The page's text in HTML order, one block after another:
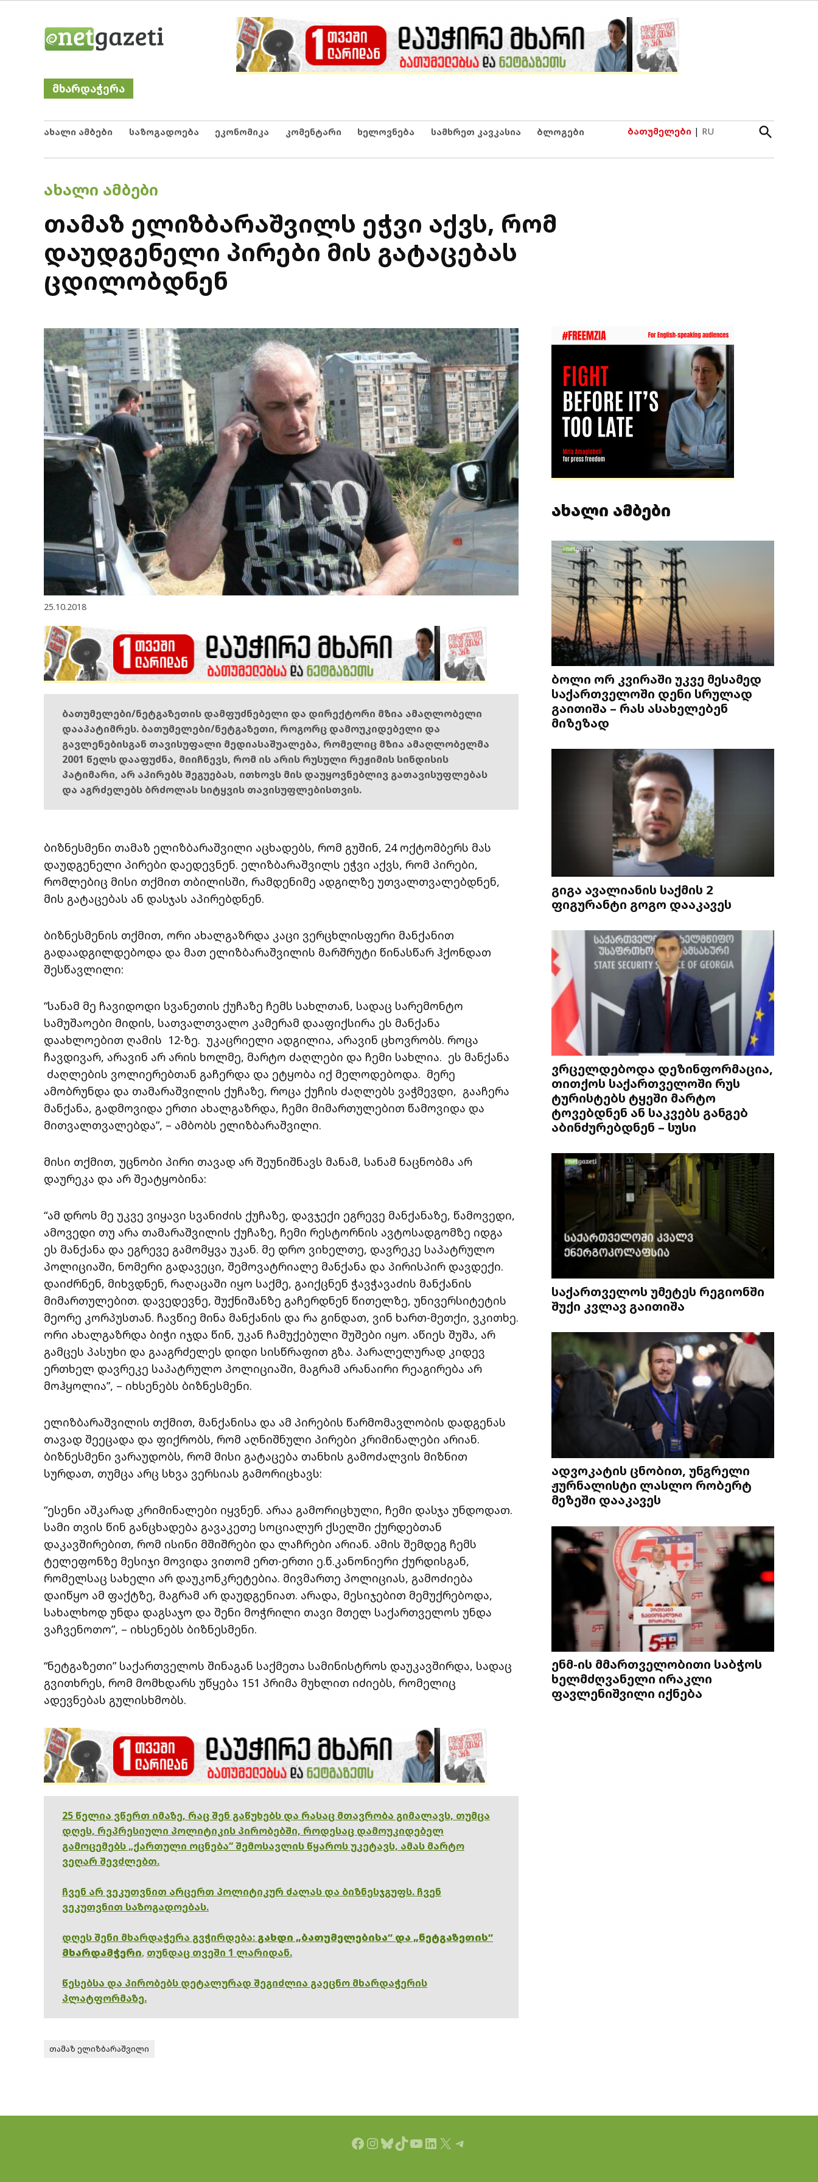
Netgazeti
მხარდაჭერა
ახალი ამბები საზოგადოება ეკონომიკა კომენტარი ხელოვნება სამხრეთ კავკასია ბლოგები ბათუმელები | RU
Open
Search
POSTED
ᲐᲮᲐᲚᲘ ᲐᲛᲑᲔᲑᲘ
თამაზ ელიზბარაშვილს ეჭვი აქვს, რომ
დაუდგენელი პირები მის გატაცებას
ცდილობდნენ
25.10.2018
ბათუმელები/ნეტგაზეთის დამფუძნებელი და დირექტორი მზია ამაღლობელი
დააპატიმრეს. ბათუმელები/ნეტგაზეთი, როგორც დამოუკიდებელი და
გავლენებისგან თავისუფალი მედიასაშუალება, რომელიც მზია ამაღლობელმა
2001 წელს დააფუძნა, მიიჩნევს, რომ ის არის რუსული რეჟიმის სინდისის
პატიმარი, არ აპირებს შეგუებას, ითხოვს მის დაუყოვნებლივ გათავისუფლებას
და აგრძელებს ბრძოლას სიტყვის თავისუფლებისთვის.
ბიზნესმენი თამაზ ელიზბარაშვილი აცხადებს, რომ გუშინ, 24 ოქტომბერს მას
დაუდგენელი პირები დაედევნენ. ელიზბარაშვილს ეჭვი აქვს, რომ პირები,
რომლებიც მისი თქმით თბილისში, რამდენიმე ადგილზე უთვალთვალებდნენ,
მის გატაცებას ან დასჯას აპირებდნენ.
ბიზნესმენის თქმით, ორი ახალგაზრდა კაცი ვერცხლისფერი მანქანით
გადაადგილდებოდა და მათ ელიზბარაშვილის მარშრუტი წინასწარ ჰქონდათ
შესწავლილი:
“სანამ მე ჩავიდოდი სვანეთის ქუჩაზე ჩემს სახლთან, სადაც სარემონტო
სამუშაოები მიდის, სათვალთვალო კამერამ დააფიქსირა ეს მანქანა
დაახლოებით ღამის 12-ზე. უკაცრიელი ადგილია, არავინ ცხოვრობს. როცა
ჩავდივარ, არავინ არ არის ხოლმე, მარტო ძაღლები და ჩემი სახლია. ეს მანქანა
ძაღლების ვოლიერებთან გაჩერდა და ეტყობა იქ მელოდებოდა. მერე
ამობრუნდა და თამარაშვილის ქუჩაზე, როცა ქუჩის ძაღლებს ვაჭმევდი, გააჩერა
მანქანა, გადმოვიდა ერთი ახალგაზრდა, ჩემი მიმართულებით წამოვიდა და
მითვალთვალებდა”, – ამბობს ელიზბარაშვილი.
მისი თქმით, უცნობი პირი თავად არ შეუნიშნავს მანამ, სანამ ნაცნობმა არ
დაურეკა და არ შეატყობინა:
“ამ დროს მე უკვე ვიყავი სვანიძის ქუჩაზე, დავჯექი ეგრევე მანქანაზე, წამოვედი,
ამოვედი თუ არა თამარაშვილის ქუჩაზე, ჩემი რესტორნის ავტოსადგომზე იდგა
ეს მანქანა და ეგრევე გამომყვა უკან. მე დრო ვიხელთე, დავრეკე საპატრულო
პოლიციაში, ნომერი გადავეცი, შემოვატრიალე მანქანა და პირისპირ დავდექი.
დაიძრნენ, მიხვდნენ, რაღაცაში იყო საქმე, გაიქცნენ ჭავჭავაძის მანქანის
მიმართულებით. დავედევნე, შუქნიშანზე გაჩერდნენ წითელზე, უნივერსიტეტის
მეორე კორპუსთან. ჩავწიე მინა მანქანის და რა გინდათ, ვინ ხართ-მეთქი, ვკითხე.
ორი ახალგაზრდა ბიჭი იჯდა წინ, უკან ჩამუქებული შუშები იყო. აწიეს შუშა, არ
გამცეს პასუხი და გააგრძელეს დიდი სისწრაფით გზა. პარალელურად კიდევ
ერთხელ დავრეკე საპატრულო პოლიციაში, მაგრამ არანაირი რეაგირება არ
მოჰყოლია”, – იხსენებს ბიზნესმენი.
ელიზბარაშვილის თქმით, მანქანისა და ამ პირების წარმომავლობის დადგენას
თავად შეეცადა და ფიქრობს, რომ აღნიშნული პირები კრიმინალები არიან.
ბიზნესმენი ვარაუდობს, რომ მისი გატაცება თანხის გამოძალვის მიზნით
სურდათ, თუმცა არც სხვა ვერსიას გამორიცხავს:
“ესენი აშკარად კრიმინალები იყვნენ. არაა გამორიცხული, ჩემი დასჯა უნდოდათ.
სამი თვის წინ განცხადება გავაკეთე სოციალურ ქსელში ქურდებთან
დაკავშირებით, რომ ისინი მშიშრები და ლაჩრები არიან. ამის შემდეგ ჩემს
ტელეფონზე მესიჯი მოვიდა ვითომ ერთ-ერთი ე.წ.კანონიერი ქურდისგან,
რომელსაც სახელი არ დაუკონკრეტებია. მივმართე პოლიციას, გამოძიება
დაიწყო ამ ფაქტზე, მაგრამ არ დაუდგენიათ. არადა, მესიჯებით მემუქრებოდა,
სახალხოდ უნდა დაგსაჯო და შენი მოჭრილი თავი მთელ საქართველოს უნდა
ვაჩვენოთო”, – იხსენებს ბიზნესმენი.
“ნეტგაზეთი” საქართველოს შინაგან საქმეთა სამინისტროს დაუკავშირდა, სადაც
გვითხრეს, რომ მომხდარს უწყება 151 პრიმა მუხლით იძიებს, რომელიც
ადევნებას გულისხმობს.
25 წელია ვწერთ იმაზე, რაც შენ გაწუხებს და რასაც მთავრობა გიმალავს, თუმცა
დღეს, რეპრესიული პოლიტიკის პირობებში, როდესაც დამოუკიდებელ
გამოცემებს „ქართული ოცნება“ შემოსავლის წყაროს უკეტავს, ამას მარტო
ვეღარ შევძლებთ.
ჩვენ არ ვეკუთვნით არცერთ პოლიტიკურ ძალას და ბიზნესჯგუფს. ჩვენ
ვეკუთვნით საზოგადოებას.
დღეს შენი მხარდაჭერა გვჭირდება: გახდი „ბათუმელებისა“ და „ნეტგაზეთის“
მხარდამჭერი, თუნდაც თვეში 1 ლარიდან.
წესებსა და პირობებს დეტალურად შეგიძლია გაეცნო მხარდაჭერის
პლატფორმაზე.
თამაზ ელიზბარაშვილი
ახალი ამბები
ბოლი ორ კვირაში უკვე მესამედ
საქართველოში დენი სრულად
გაითიშა – რას ასახელებენ
მიზეზად
გიგა ავალიანის საქმის 2
ფიგურანტი გოგო დააკავეს
ვრცელდებოდა დეზინფორმაცია,
თითქოს საქართველოში რუს
ტურისტებს ტყეში მარტო
ტოვებდნენ ან საკვებს განგებ
აბინძურებდნენ – სუსი
საქართველოს უმეტეს რეგიონში
შუქი კვლავ გაითიშა
ადვოკატის ცნობით, უნგრელი
ჟურნალისტი ლასლო რობერტ
მეზეში დააკავეს
ენმ-ის მმართველობითი საბჭოს
ხელმძღვანელი ირაკლი
ფავლენიშვილი იქნება
Facebook
Instagram
Bluesky
TikTok
YouTube
LinkedIn
X Telegram